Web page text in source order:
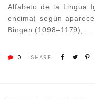
Alfabeto de la Lingua
encima) según
Bingen (1098–1179),...
0 SHARE